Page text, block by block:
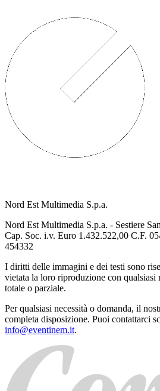
Nord Est Multimedia S.p.a.
Nord Est Multimedia S.p.a. - Sestiere
Cap. Soc. i.v. Euro 1.432.522,00 C.F.
454332
I diritti delle immagini e dei testi sono
vietata la loro riproduzione con qualsiasi
totale o parziale.
Per qualsiasi necessità o domanda, il
completa disposizione. Puoi contattarci
info@eventinem.it.